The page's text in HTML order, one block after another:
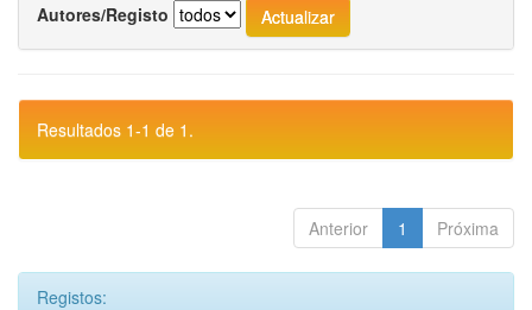
Autores/Registo
Resultados 1-1 de 1.
Anterior 1 Próxima
Registos: